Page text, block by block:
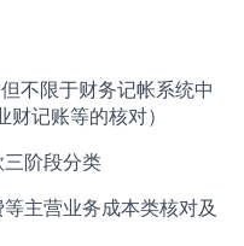
不限于财务记帐系统中
记账等的核对）
阶段分类
主营业务成本类核对及